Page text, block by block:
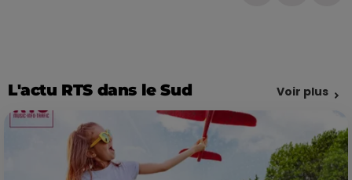
L'actu RTS dans le Sud Voir plus